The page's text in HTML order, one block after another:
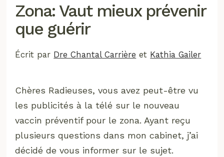
Zona: Vaut mieux prévenir
que guérir
Écrit par Dre Chantal Carrière et Kathia Gailer
Chères Radieuses, vous avez peut-être vu
les publicités à la télé sur le nouveau
vaccin préventif pour le zona. Ayant reçu
plusieurs questions dans mon cabinet, j’ai
décidé de vous informer sur le sujet.